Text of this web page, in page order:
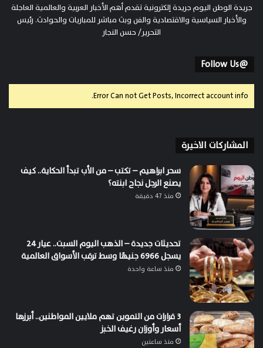
جريدة الوطن اليوم جريدة إلكترونية تقدم أهم الأخبار العربية والعالمية العاجلة
والأخبار السياسية والاقتصادية والفن وبث مباشر للمباريات والحوادث. رئيس
التحرير/ حسن النجار
@Follow Us
Error Can not Get Posts, Incorrect account info.
المشاركات الاخيرة
سحر ابراهيم – تكتب – من الأب تبدأ الحكاية.. كيف
يصنع الرجل نجاح ابنته؟
منذ 47 دقيقة
تحديثات جديدة – الذهب اليوم السبت.. عيار 24
يسجل 6966 جنيهًا وسط ترقب الأسواق العالمية
منذ ساعة واحدة
3 قرارات من التموين تهم ملايين المواطنين.. أبرزها
أسعار وأوزان رغيف الخبز
منذ ساعتين